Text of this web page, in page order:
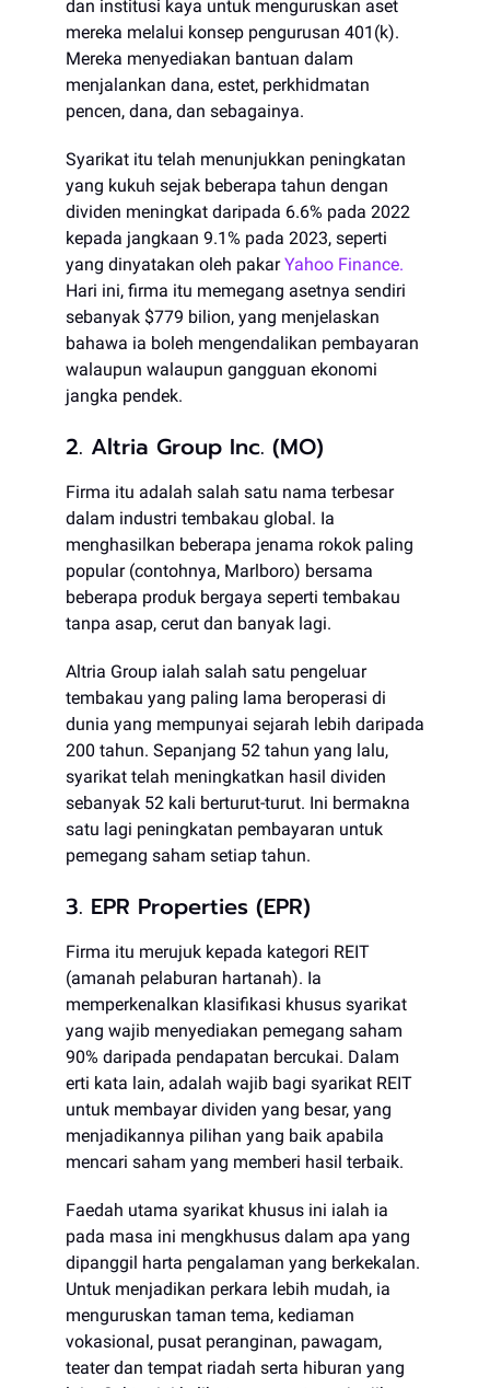
dan institusi kaya untuk menguruskan aset
mereka melalui konsep pengurusan 401(k).
Mereka menyediakan bantuan dalam
menjalankan dana, estet, perkhidmatan
pencen, dana, dan sebagainya.
Syarikat itu telah menunjukkan peningkatan
yang kukuh sejak beberapa tahun dengan
dividen meningkat daripada 6.6% pada 2022
kepada jangkaan 9.1% pada 2023, seperti
yang dinyatakan oleh pakarYahoo Finance.
Hari ini, firma itu memegang asetnya sendiri
sebanyak $779 bilion, yang menjelaskan
bahawa ia boleh mengendalikan pembayaran
walaupun walaupun gangguan ekonomi
jangka pendek.
2. Altria Group Inc. (MO)
Firma itu adalah salah satu nama terbesar
dalam industri tembakau global. Ia
menghasilkan beberapa jenama rokok paling
popular (contohnya, Marlboro) bersama
beberapa produk bergaya seperti tembakau
tanpa asap, cerut dan banyak lagi.
Altria Group ialah salah satu pengeluar
tembakau yang paling lama beroperasi di
dunia yang mempunyai sejarah lebih daripada
200 tahun. Sepanjang 52 tahun yang lalu,
syarikat telah meningkatkan hasil dividen
sebanyak 52 kali berturut-turut. Ini bermakna
satu lagi peningkatan pembayaran untuk
pemegang saham setiap tahun.
3. EPR Properties (EPR)
Firma itu merujuk kepada kategori REIT
(amanah pelaburan hartanah). Ia
memperkenalkan klasifikasi khusus syarikat
yang wajib menyediakan pemegang saham
90% daripada pendapatan bercukai. Dalam
erti kata lain, adalah wajib bagi syarikat REIT
untuk membayar dividen yang besar, yang
menjadikannya pilihan yang baik apabila
mencari saham yang memberi hasil terbaik.
Faedah utama syarikat khusus ini ialah ia
pada masa ini mengkhusus dalam apa yang
dipanggil harta pengalaman yang berkekalan.
Untuk menjadikan perkara lebih mudah, ia
menguruskan taman tema, kediaman
vokasional, pusat peranginan, pawagam,
teater dan tempat riadah serta hiburan yang